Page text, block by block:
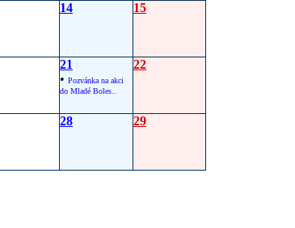
14 15
21
• Pozvánka na akci
do Mladé Boles..
22
28 29